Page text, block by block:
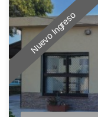
Nuevo Ingreso